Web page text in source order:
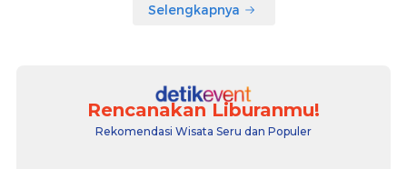
Selengkapnya
Rencanakan Liburanmu!
Rekomendasi Wisata Seru dan Populer